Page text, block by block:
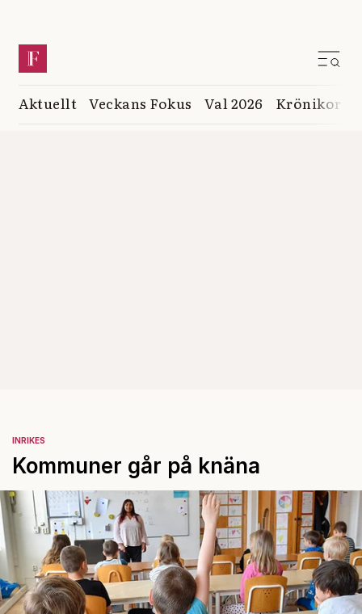
Aktuellt Veckans Fokus Val 2026 Krönikor
INRIKES
Kommuner går på knäna